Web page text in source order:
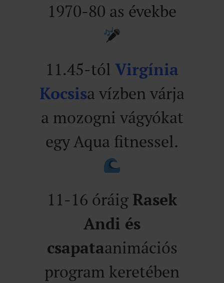
1970-80 as évekbe
11.45-tól Virgínia
Kocsisa vízben várja
a mozogni vágyókat
egy Aqua fitnessel.
11-16 óráig Rasek
Andi és
csapataanimációs
program keretében